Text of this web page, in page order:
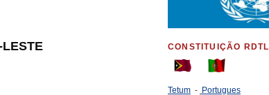
LESTE CONSTITUIÇÃO RDTL
Tetum - Portugues